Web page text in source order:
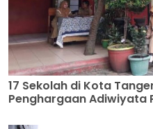
17 Sekolah di Kota
Penghargaan Adiwiyata